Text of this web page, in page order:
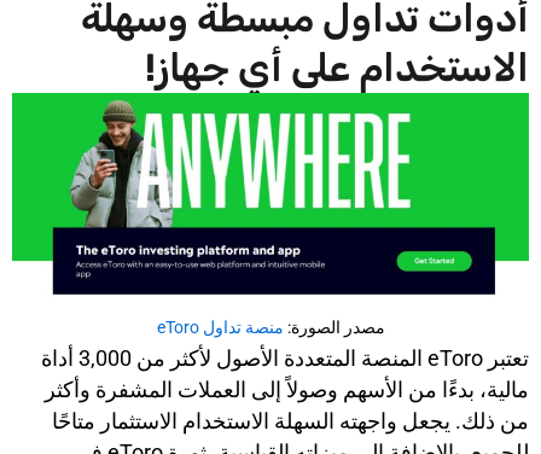
أدوات تداول مبسطة وسهلة
الاستخدام على أي جهاز!
مصدر الصورة: منصة تداول eToro
تعتبر eToro المنصة المتعددة الأصول لأكثر من 3,000 أداة
مالية، بدءًا من الأسهم وصولاً إلى العملات المشفرة وأكثر
من ذلك. يجعل واجهته السهلة الاستخدام الاستثمار متاحًا